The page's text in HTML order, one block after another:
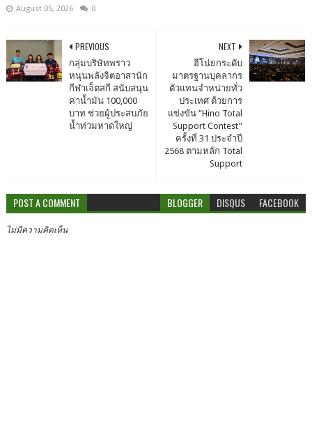
August 05, 2026 0
NEXT
ฮีโน่ยกระดับ
มาตรฐานบุคลากร
ตัวแทนจำหน่ายทั่ว
ประเทศ ด้วยการ
แข่งขัน “Hino Total
Support Contest”
ครั้งที่ 31 ประจำปี
2568 ตามหลัก Total
Support
PREVIOUS
กลุ่มบริษัทพราว
หนุนพลังจิตอาสานัก
กีฬาเจ็ตสกี สนับสนุน
ค่าน้ำมัน 100,000
บาท ช่วยผู้ประสบภัย
น้ำท่วมหาดใหญ่
POST A COMMENT BLOGGER DISQUS FACEBOOK
ไม่มีความคิดเห็น